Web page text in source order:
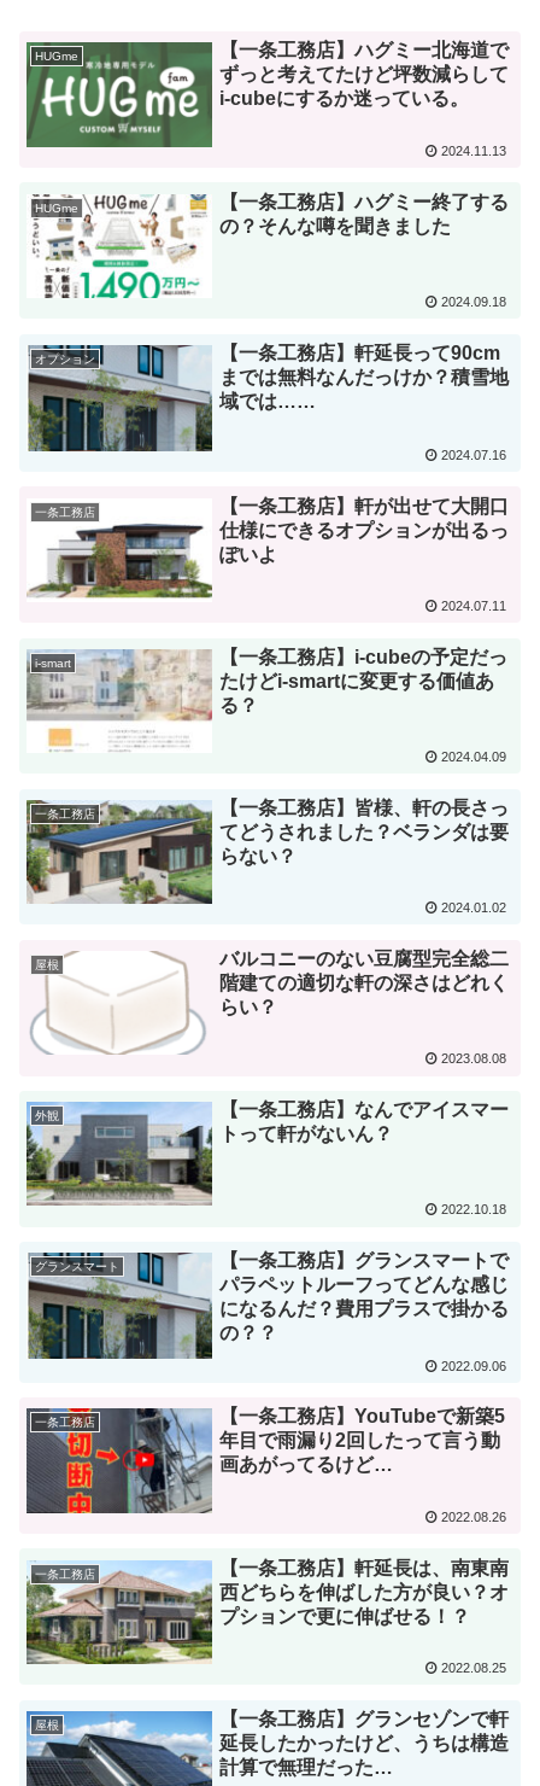
HUGme
【一条工務店】ハグミー北海道で
ずっと考えてたけど坪数減らして
i-cubeにするか迷っている。
2024.11.13
HUGme
【一条工務店】ハグミー終了する
の？そんな噂を聞きました
2024.09.18
オプション
【一条工務店】軒延長って90cm
までは無料なんだっけか？積雪地
域では……
2024.07.16
一条工務店
【一条工務店】軒が出せて大開口
仕様にできるオプションが出るっ
ぽいよ
2024.07.11
i-smart
【一条工務店】i-cubeの予定だっ
たけどi-smartに変更する価値あ
る？
2024.04.09
一条工務店
【一条工務店】皆様、軒の長さっ
てどうされました？ベランダは要
らない？
2024.01.02
屋根
バルコニーのない豆腐型完全総二
階建ての適切な軒の深さはどれく
らい？
2023.08.08
外観
【一条工務店】なんでアイスマー
トって軒がないん？
2022.10.18
グランスマート
【一条工務店】グランスマートで
パラペットルーフってどんな感じ
になるんだ？費用プラスで掛かる
の？？
2022.09.06
一条工務店
【一条工務店】YouTubeで新築5
年目で雨漏り2回したって言う動
画あがってるけど…
2022.08.26
一条工務店
【一条工務店】軒延長は、南東南
西どちらを伸ばした方が良い？オ
プションで更に伸ばせる！？
2022.08.25
屋根
【一条工務店】グランセゾンで軒
延長したかったけど、うちは構造
計算で無理だった…